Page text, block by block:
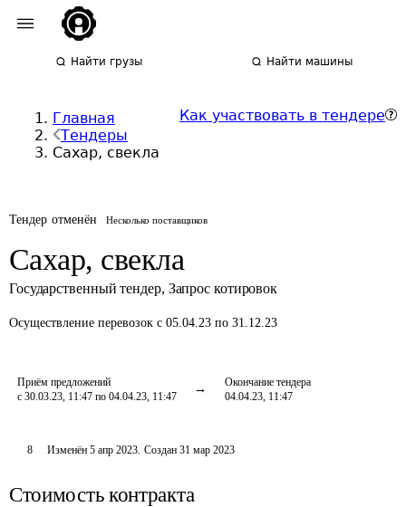
Найти грузы Найти машины
Главная
Тендеры
Сахар, свекла
Как участвовать в тендере
Тендер отменён Несколько поставщиков
Сахар, свекла
Государственный тендер, Запрос котировок
Осуществление перевозок с 05.04.23 по 31.12.23
Приём предложений
с 30.03.23, 11:47 по 04.04.23, 11:47
Окончание тендера
04.04.23, 11:47
8 Изменён 5 апр 2023. Создан 31 мар 2023
Стоимость контракта